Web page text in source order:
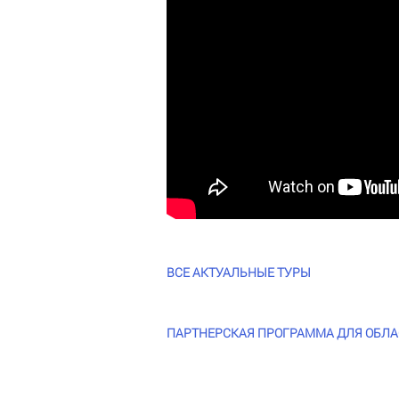
ВСЕ АКТУАЛЬНЫЕ ТУРЫ
ПАРТНЕРСКАЯ ПРОГРАММА ДЛЯ